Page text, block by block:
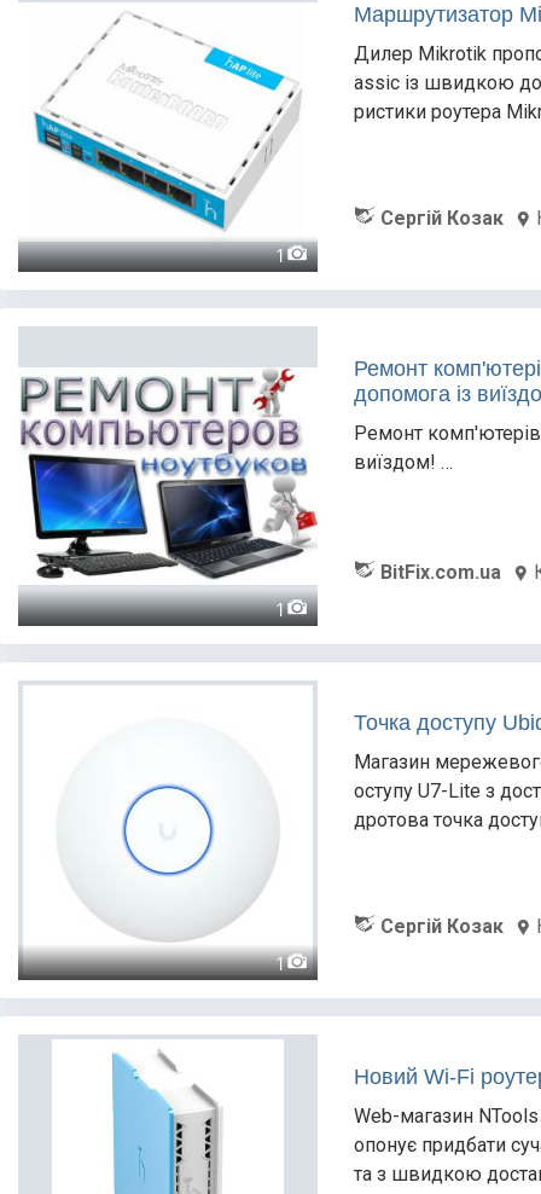
1
Маршрутизатор
Дилер Mikrotik
assic із швидкою
ристики роутера
Сергій Козак
1
Ремонт
допомога із
Ремонт
виїздом! …
BitFix.com.ua
1
Точка доступу
Магазин
оступу U7-Lite з
дротова точка
Сергій Козак
Новий Wi-Fi
Web-магазин
опонує придбати
та з швидкою